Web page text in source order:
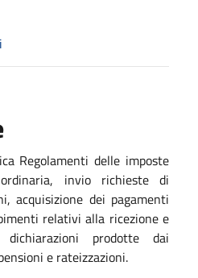
Regolamenti delle imposte
invio richieste di
acquisizione dei pagamenti
relativi alla ricezione e
prodotte dai
e rateizzazioni.